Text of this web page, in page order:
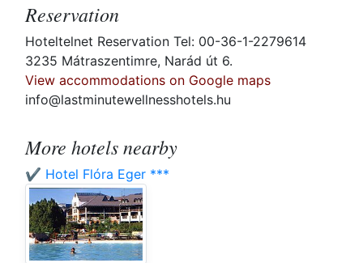
Reservation
Hoteltelnet Reservation Tel: 00-36-1-2279614
3235 Mátraszentimre, Narád út 6.
View accommodations on Google maps
info@lastminutewellnesshotels.hu
More hotels nearby
✔️ Hotel Flóra Eger ***